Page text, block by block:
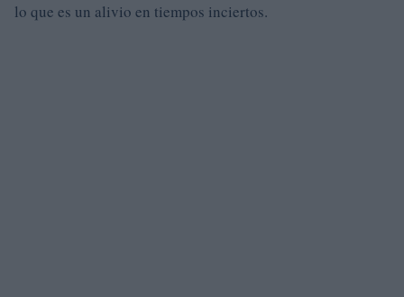
lo que es un alivio en tiempos inciertos.